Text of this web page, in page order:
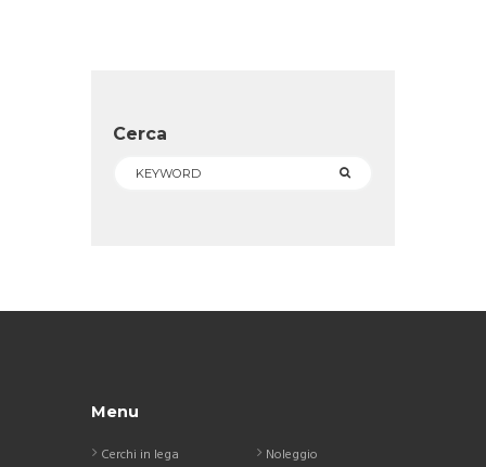
Cerca
Menu
Cerchi in lega
Noleggio